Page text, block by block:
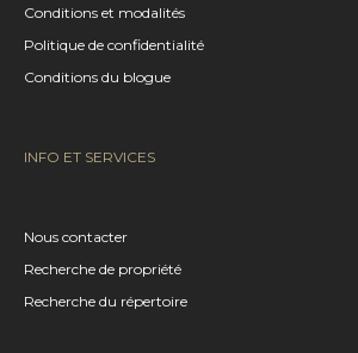
Conditions et modalités
Politique de confidentialité
Conditions du blogue
INFO ET SERVICES
Nous contacter
Recherche de propriété
Recherche du répertoire